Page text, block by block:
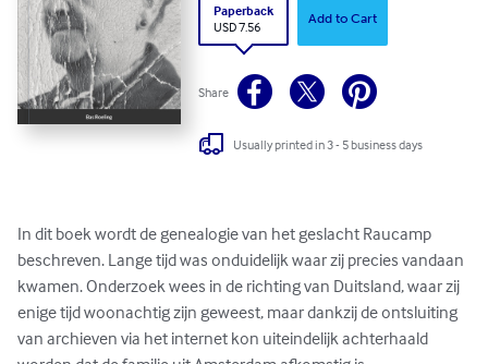
Paperback
USD 7.56
Add to Cart
Share
Usually printed in 3 - 5 business days
In dit boek wordt de genealogie van het geslacht Raucamp
beschreven. Lange tijd was onduidelijk waar zij precies vandaan
kwamen. Onderzoek wees in de richting van Duitsland, waar zij
enige tijd woonachtig zijn geweest, maar dankzij de ontsluiting
van archieven via het internet kon uiteindelijk achterhaald